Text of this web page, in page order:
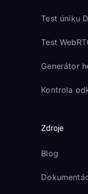
Test úniku
Test
Generátor
Kontrola
Zdroje
Blog